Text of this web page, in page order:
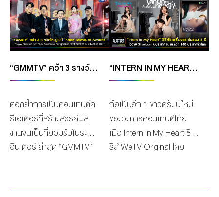
BOARD OF
DIRECTORS
MANAGEMENT
TEAM
ORGANIZATION
CHART
ACTS
STUDIO
“GMMTV” คว้า 3 รางวัลใหญ่เวที “ASIAN TELEVISION AWARDS” ครั้งที่ 28 ซีรีส์ “ENIGMA คน มนตร์ เวท” ครอง 2 รางวัล “BEST CINEMATOGRAPHY (DRAMA OR FICTION)” และ “BEST EDITING (DRAMA OR FICTION)” “ตู” สุดปังคว้า “BEST ACTRESS IN A LEADING ROLE”
ตอกย้ำการเป็นคอนเทนต์ค
รีเอเตอร์ที่สร้างสรรค์ผล
งานจนเป็นที่ยอมรับในระดับ
อินเตอร์ ล่าสุด “GMMTV”
“เดอะ วัน เอ็นเตอร์ไพรส์
“INTERN IN MY HEART” ซีรีส์ไทยเรื่องแรกในรอบ 3 ปี! ได้ฉาย SIMULCAST ในประเทศจีนและกว่า 140 ประเทศทั่วโลก
ถือเป็นอีก 1 ข่าวดีรับปีใหม่
ของวงการคอนเทนต์ไทย
เมื่อ Intern In My Heart ซี
รีส์ WeTV Original โดย
ONE Enterprise ได้ฤกษ์